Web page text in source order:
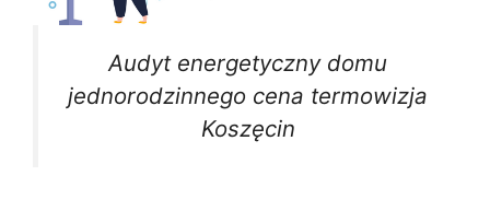
Audyt energetyczny domu
jednorodzinnego cena termowizja
Koszęcin